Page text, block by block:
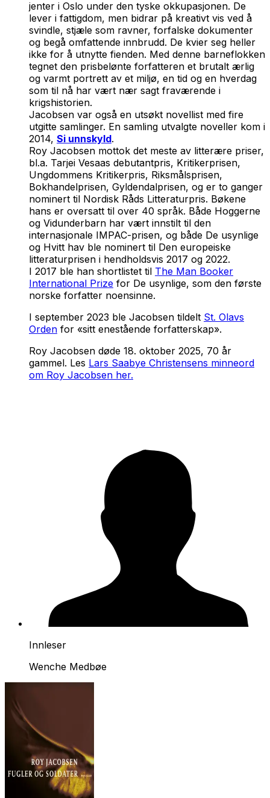
jenter i Oslo under den tyske okkupasjonen. De
lever i fattigdom, men bidrar på kreativt vis ved å
svindle, stjæle som ravner, forfalske dokumenter
og begå omfattende innbrudd. De kvier seg heller
ikke for å utnytte fienden. Med denne barneflokken
tegnet den prisbelønte forfatteren et brutalt ærlig
og varmt portrett av et miljø, en tid og en hverdag
som til nå har vært nær sagt fraværende i
krigshistorien.
Jacobsen var også en utsøkt novellist med fire
utgitte samlinger. En samling utvalgte noveller kom i
2014, Si unnskyld.
Roy Jacobsen mottok det meste av litterære priser,
bl.a. Tarjei Vesaas debutantpris, Kritikerprisen,
Ungdommens Kritikerpris, Riksmålsprisen,
Bokhandelprisen, Gyldendalprisen, og er to ganger
nominert til Nordisk Råds Litteraturpris. Bøkene
hans er oversatt til over 40 språk. Både Hoggerne
og Vidunderbarn har vært innstilt til den
internasjonale IMPAC-prisen, og både De usynlige
og Hvitt hav ble nominert til Den europeiske
litteraturprisen i hendholdsvis 2017 og 2022.
I 2017 ble han shortlistet til The Man Booker
International Prize for De usynlige, som den første
norske forfatter noensinne.
I september 2023 ble Jacobsen tildelt St. Olavs
Orden for «sitt enestående forfatterskap».
Roy Jacobsen døde 18. oktober 2025, 70 år
gammel. Les Lars Saabye Christensens minneord
om Roy Jacobsen her.
Innleser
Wenche Medbøe